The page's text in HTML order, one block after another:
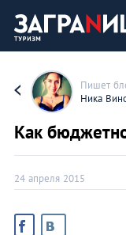
Пишет
Ника
Как
24 апреля 2015